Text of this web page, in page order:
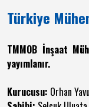
Türkiye
TMMOB İnşaat
yayımlanır.
Kurucusu: Orhan